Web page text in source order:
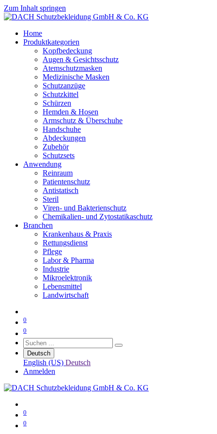
Zum Inhalt springen
Home
Produktkategorien
Kopfbedeckung
Augen & Gesichtsschutz
Atemschutzmasken
Medizinische Masken
Schutzanzüge
Schutzkittel
Schürzen
Hemden & Hosen
Armschutz & Überschuhe
Handschuhe
Abdeckungen
Zubehör
Schutzsets
Anwendung
Reinraum
Patientenschutz
Antistatisch
Steril
Viren- und Bakterienschutz
Chemikalien- und Zytostatikaschutz
Branchen
Krankenhaus & Praxis
Rettungsdienst
Pflege
Labor & Pharma
Industrie
Mikroelektronik
Lebensmittel
Landwirtschaft
0
0
Deutsch
English (US) Deutsch
Anmelden
0
0